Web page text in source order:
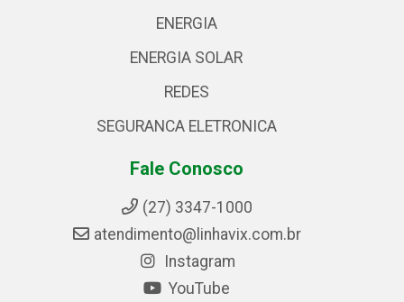
ENERGIA
ENERGIA SOLAR
REDES
SEGURANCA ELETRONICA
Fale Conosco
(27) 3347-1000
atendimento@linhavix.com.br
Instagram
YouTube